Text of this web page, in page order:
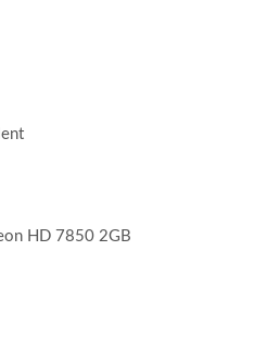
HD 7850 2GB